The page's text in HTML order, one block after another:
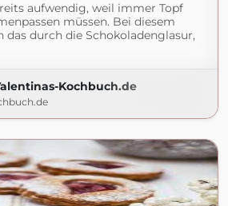
aufwendig, weil immer Topf
müssen. Bei diesem
das durch die Schokoladenglasur,
Kochbuch.de